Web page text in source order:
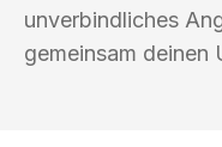
unverbindliches
gemeinsam deinen